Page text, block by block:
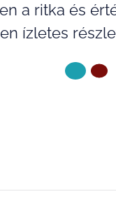
a ritka és
ízletes